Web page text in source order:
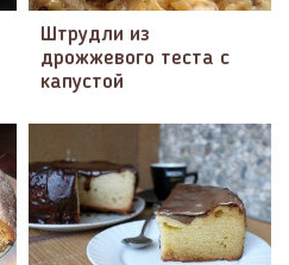
Штрудли из
дрожжевого теста с
капустой